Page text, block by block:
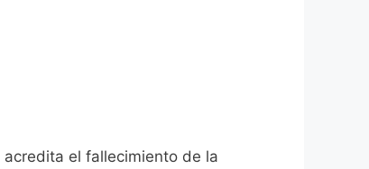
el fallecimiento de la